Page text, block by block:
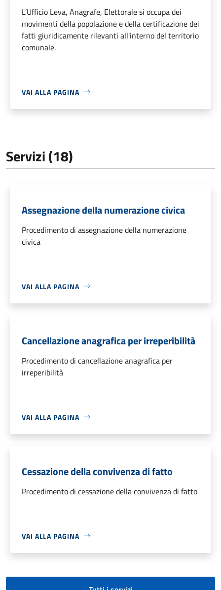
L’Ufficio Leva, Anagrafe, Elettorale si occupa dei
movimenti della popolazione e della certificazione dei
fatti giuridicamente rilevanti all'interno del territorio
comunale.
VAI ALLA PAGINA
Servizi (18)
Assegnazione della numerazione civica
Procedimento di assegnazione della numerazione
civica
VAI ALLA PAGINA
Cancellazione anagrafica per irreperibilità
Procedimento di cancellazione anagrafica per
irreperibilità
VAI ALLA PAGINA
Cessazione della convivenza di fatto
Procedimento di cessazione della convivenza di fatto
VAI ALLA PAGINA